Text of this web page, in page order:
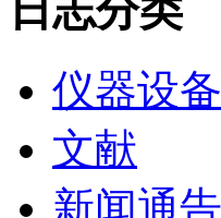
日志分类
仪器设备
文献
新闻通告